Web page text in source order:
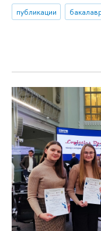
публикации